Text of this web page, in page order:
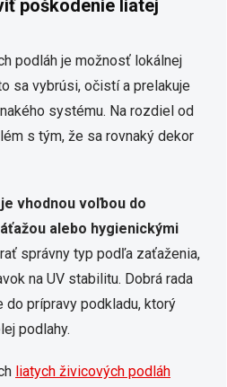
poškodenie liatej
podláh je možnosť lokálnej
sa vybrúsi, očistí a prelakuje
systému. Na rozdiel od
s tým, že sa rovnaký dekor
vhodnou voľbou do
alebo hygienickými
správny typ podľa zaťaženia,
na UV stabilitu. Dobrá rada
prípravy podkladu, ktorý
podlahy.
liatych živicových podláh